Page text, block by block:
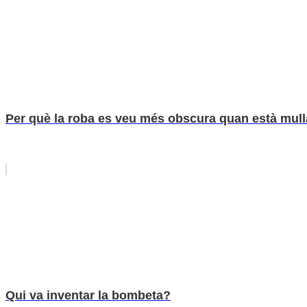
Per què la roba es veu més obscura quan està
Qui va inventar la bombeta?